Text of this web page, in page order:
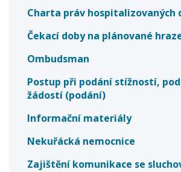
Charta práv hospitalizovaných
Čekací doby na plánované
Ombudsman
Postup při podání stížností,
žádostí (podání)
Informační materiály
Nekuřácká nemocnice
Zajištění komunikace se